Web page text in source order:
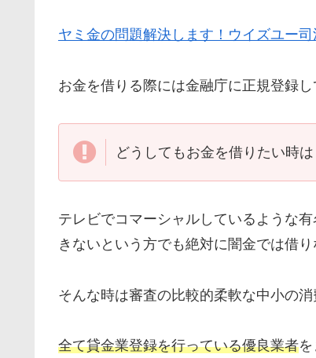
ヤミ金の問題解決します！ウイズユー
お金を借りる際には金融庁に正規登録
どうしてもお金を借りたい時は
テレビでコマーシャルしているような
きないという方でも絶対に闇金では借り
そんな時は審査の比較的柔軟な中小の
全て貸金業登録を行っている優良業者を